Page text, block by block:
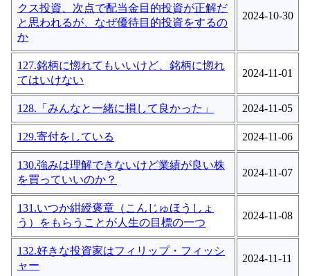
クス投資、次点で配当金目的投資が正解だ
と思われるが、なぜ優待目的投資をするの
か
2024-10-30
127.銘柄に惚れてもいいけど、銘柄に惚れ
てはいけない
2024-11-01
128.「みんなと一緒に損して良かった」 2024-11-05
129.寄付をしている 2024-11-06
130.強みは理解できないけど業績が良い株
を買っていいのか？
2024-11-07
131.いつか紺綬褒章（こんじゅほうしょ
う）をもらうことが人生の目標の一つ
2024-11-08
132.好きな投資家はフィリップ・フィッシ
ャー
2024-11-11